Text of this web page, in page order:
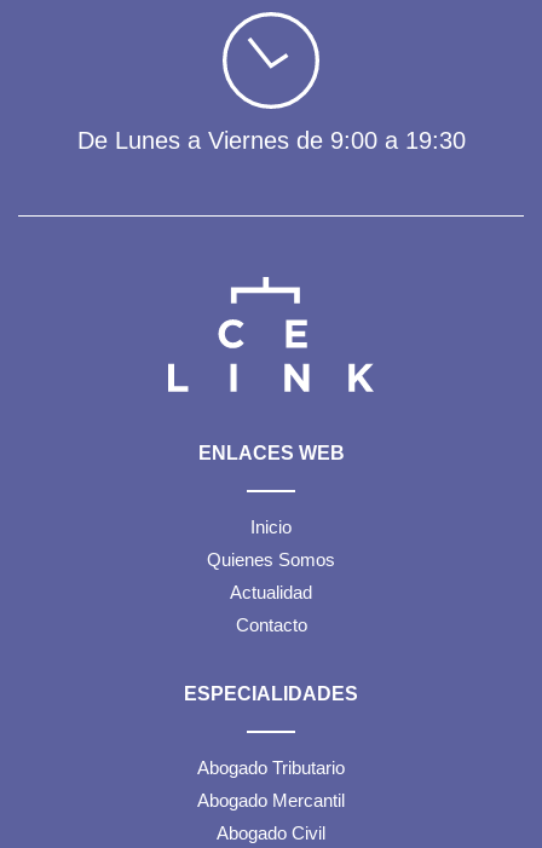
De Lunes a Viernes de 9:00 a 19:30
ENLACES WEB
Inicio
Quienes Somos
Actualidad
Contacto
ESPECIALIDADES
Abogado Tributario
Abogado Mercantil
Abogado Civil